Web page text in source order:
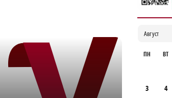
ПН ВТ
3
4